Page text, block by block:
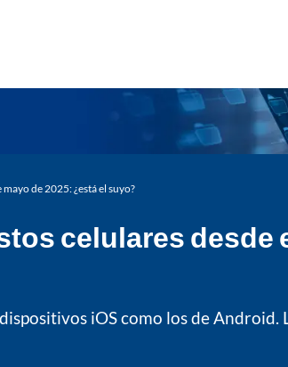
de 2025: ¿está el suyo?
celulares desde
iOS como los de